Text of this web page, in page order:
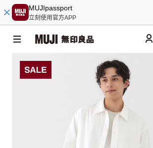
MUJIpassport
立刻使用官方APP